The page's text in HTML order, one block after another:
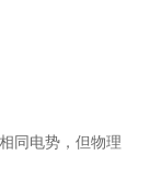
同电势，但物理